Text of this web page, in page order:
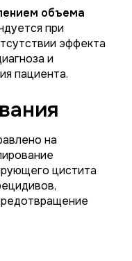
объема
при
эффекта
и
пациента.
на
цистита